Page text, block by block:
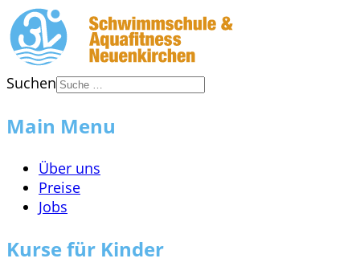
Suchen
Main Menu
Über uns
Preise
Jobs
Kurse für Kinder